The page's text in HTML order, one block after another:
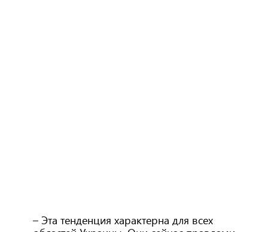
– Эта тенденция характерна для всех